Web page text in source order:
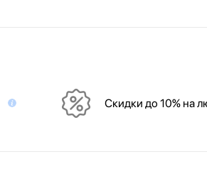
Скидки до 10% на